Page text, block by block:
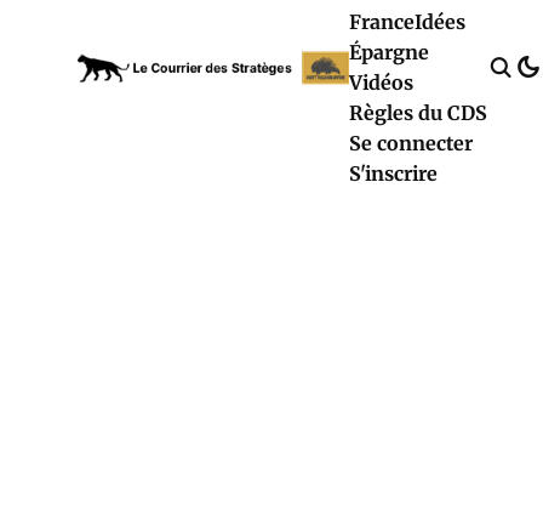
FranceIdées
Épargne
Vidéos
Règles du CDS
Se connecter
S'inscrire